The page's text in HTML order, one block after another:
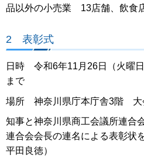
品以外の小売業 13店舗、飲
2 表彰式
日時 令和6年11月26日（火曜
まで
場所 神奈川県庁本庁舎3階 大
知事と神奈川県商工会議所連合
連合会会長の連名による表彰
平田良徳）